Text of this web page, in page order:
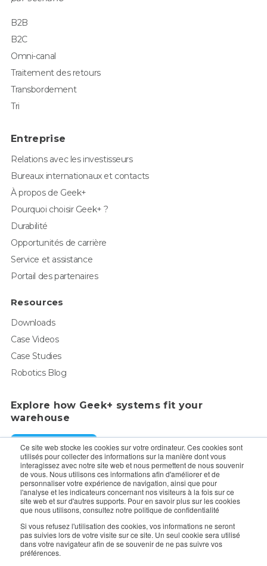
Ce site web stocke les cookies sur votre ordinateur. Ces cookies sont
utilisés pour collecter des informations sur la manière dont vous
interagissez avec notre site web et nous permettent de nous souvenir
de vous. Nous utilisons ces informations afin d'améliorer et de
personnaliser votre expérience de navigation, ainsi que pour
l'analyse et les indicateurs concernant nos visiteurs à la fois sur ce
site web et sur d'autres supports. Pour en savoir plus sur les cookies
que nous utilisons, consultez notre politique de confidentialité
Si vous refusez l'utilisation des cookies, vos informations ne seront
pas suivies lors de votre visite sur ce site. Un seul cookie sera utilisé
dans votre navigateur afin de se souvenir de ne pas suivre vos
préférences.
B2B
B2C
Omni-canal
Traitement des retours
Transbordement
Tri
Entreprise
Relations avec les investisseurs
Bureaux internationaux et contacts
À propos de Geek+
Pourquoi choisir Geek+ ?
Durabilité
Opportunités de carrière
Service et assistance
Portail des partenaires
Resources
Downloads
Case Videos
Case Studies
Robotics Blog
Explore how Geek+ systems fit your
warehouse
Request a Demo
For enquiry, contact sales:sales@geekplus.com. for
promotions, contact PR:pr@geekplus.com
Copyright © 2026 Geekplus Technology Co., Ltd. All rights
reserved.